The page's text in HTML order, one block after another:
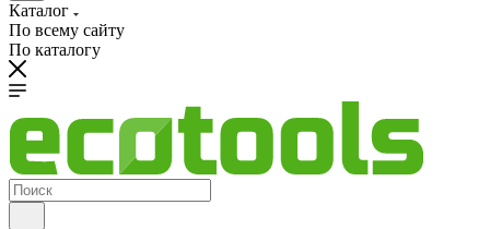
Каталог
По всему сайту
По каталогу